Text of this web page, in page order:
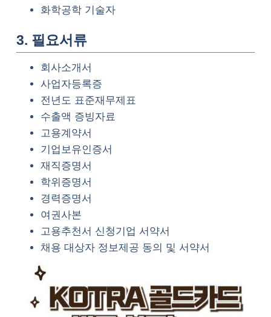
화학공학 기술자
3. 필요서류
회사소개서
사업자등록증
전년도 표준재무제표
수출액 증빙자료
고용계약서
기업보유인증서
재직증명서
학위증명서
경력증명서
여권사본
고용추천서 신청기업 서약서
채용 대상자 정보제공 동의 및 서약서